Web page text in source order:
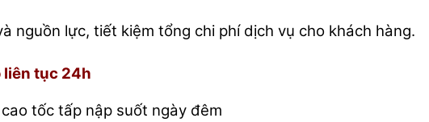
nguồn lực, tiết kiệm tổng chi phí dịch vụ cho khách hàng.
liên tục 24h
tốc tấp nập suốt ngày đêm